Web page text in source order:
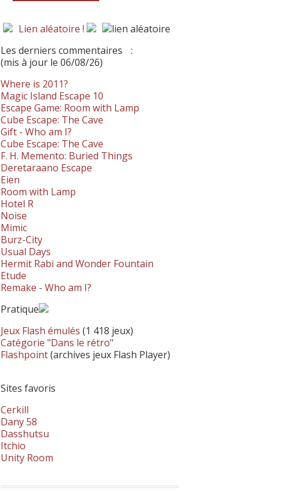
Lien aléatoire !
Les derniers commentaires
:
(mis à jour le 06/08/26)
Where is 2011?
Magic Island Escape 10
Escape Game: Room with Lamp
Cube Escape: The Cave
Gift - Who am I?
Cube Escape: The Cave
F. H. Memento: Buried Things
Deretaraano Escape
Eien
Room with Lamp
Hotel R
Noise
Mimic
Burz-City
Usual Days
Hermit Rabi and Wonder Fountain
Etude
Remake - Who am I?
Pratique
Jeux Flash émulés (1 418 jeux)
Catégorie "Dans le rétro"
Flashpoint(archives jeux Flash Player)
Sites favoris
Cerkill
Dany 58
Dasshutsu
Itchio
Unity Room